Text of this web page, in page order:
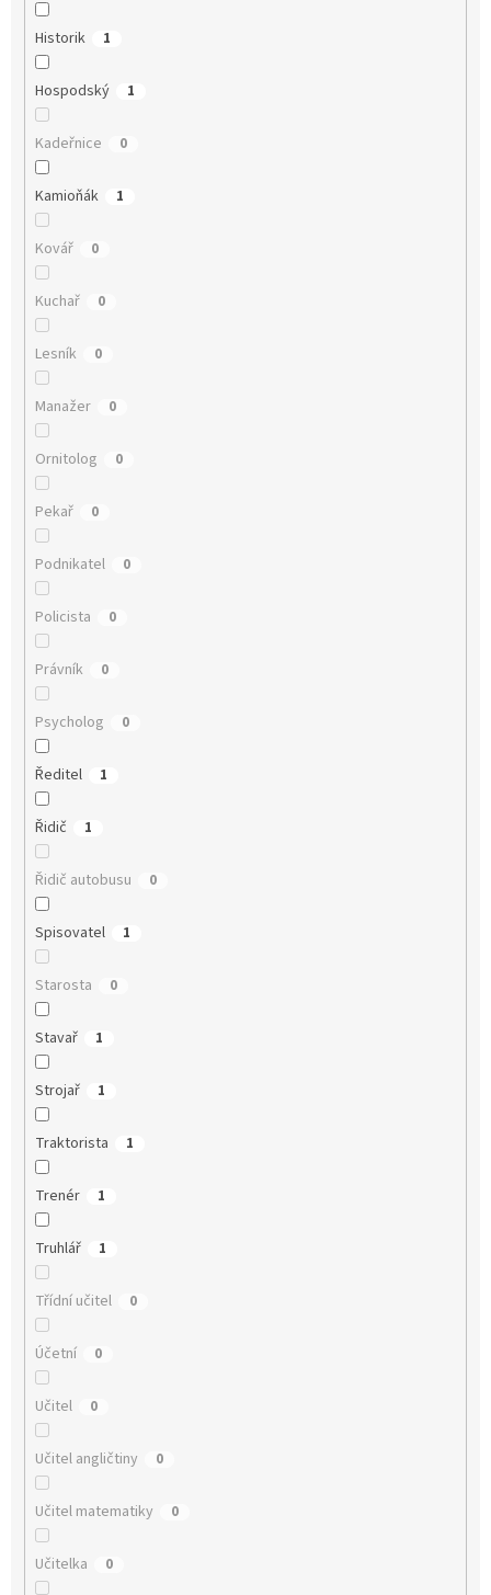
Historik 1
Hospodský 1
Kadeřnice 0
Kamioňák 1
Kovář 0
Kuchař 0
Lesník 0
Manažer 0
Ornitolog 0
Pekař 0
Podnikatel 0
Policista 0
Právník 0
Psycholog 0
Ředitel 1
Řidič 1
Řidič autobusu 0
Spisovatel 1
Starosta 0
Stavař 1
Strojař 1
Traktorista 1
Trenér 1
Truhlář 1
Třídní učitel 0
Účetní 0
Učitel 0
Učitel angličtiny 0
Učitel matematiky 0
Učitelka 0